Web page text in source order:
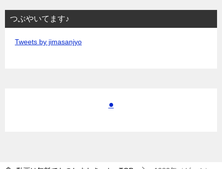
つぶやいてます♪
Tweets by jimasanjyo
●